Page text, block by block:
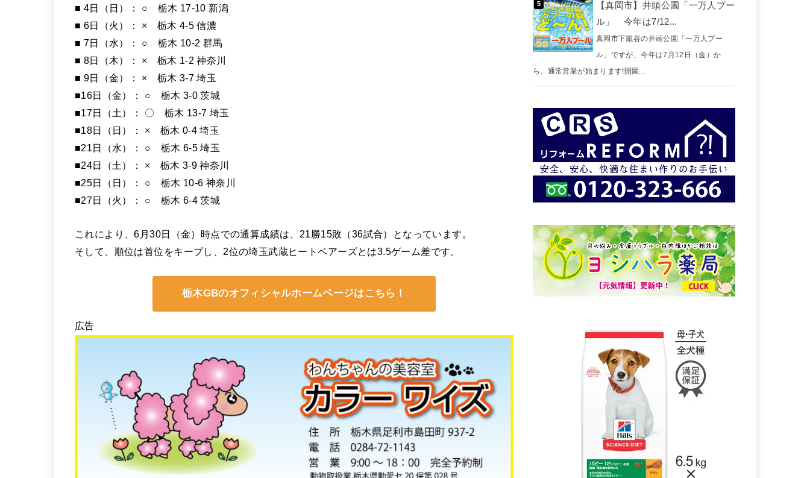
■ 4日（日）： ○ 栃木 17-10 新潟
■ 6日（火）： × 栃木 4-5 信濃
■ 7日（水）： ○ 栃木 10-2 群馬
■ 8日（木）： × 栃木 1-2 神奈川
■ 9日（金）： × 栃木 3-7 埼玉
■16日（金）： ○ 栃木 3-0 茨城
■17日（土）： 〇 栃木 13-7 埼玉
■18日（日）： × 栃木 0-4 埼玉
■21日（水）： ○ 栃木 6-5 埼玉
■24日（土）： × 栃木 3-9 神奈川
■25日（日）： ○ 栃木 10-6 神奈川
■27日（火）： ○ 栃木 6-4 茨城
これにより、6月30日（金）時点での通算成績は、21勝15敗（36試合）となっています。
そして、順位は首位をキープし、2位の埼玉武蔵ヒートベアーズとは3.5ゲーム差です。
栃木GBのオフィシャルホームページはこちら！
広告
【真岡市】井頭公園「一万人プー
ル」 今年は7/12...
真岡市下籠谷の井頭公園「一万人プー
ル」ですが、今年は7月12日（金）か
ら、通常営業が始まります!開園...